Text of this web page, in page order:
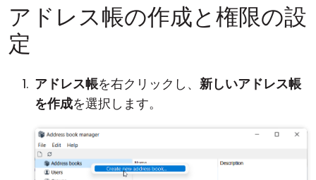
アドレス帳の作成と権限の設
定
アドレス帳を右クリックし、 新しいアドレス帳
を作成を選択します。